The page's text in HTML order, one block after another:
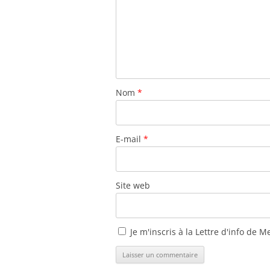
Nom *
E-mail *
Site web
Je m'inscris à la Lettre d'info de